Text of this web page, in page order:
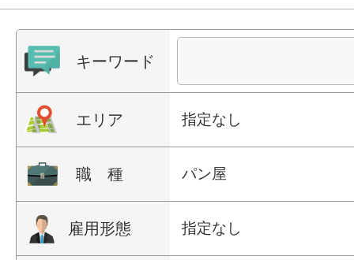
キーワード
エリア 指定なし
職 種 パン屋
雇用形態 指定なし